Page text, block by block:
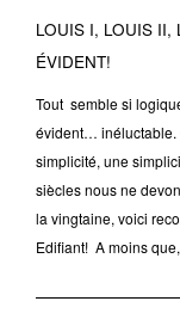
LOUIS I, LOUIS
ÉVIDENT!
Tout semble si
évident… inéluctable.
simplicité, une
siècles nous ne
la vingtaine, voici
Edifiant! A moins